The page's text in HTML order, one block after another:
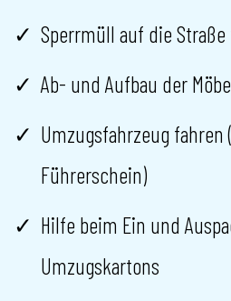
Sperrmüll auf die Straße
Ab- und Aufbau der
Umzugsfahrzeug fahren
Führerschein)
Hilfe beim Ein und
Umzugskartons